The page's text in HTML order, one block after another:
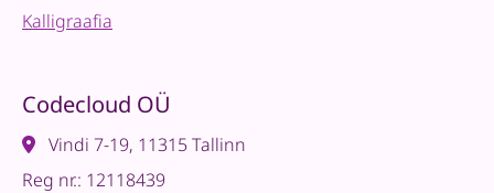
Kalligraafia
Codecloud OÜ
Vindi 7-19, 11315 Tallinn
Reg nr.: 12118439